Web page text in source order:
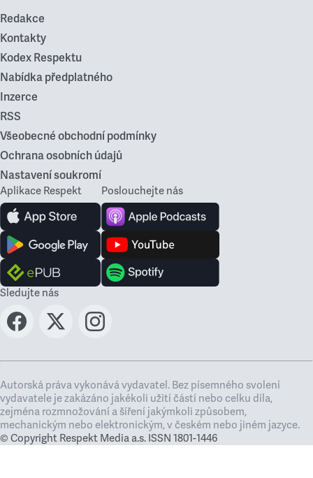
Redakce
Kontakty
Kodex Respektu
Nabídka předplatného
Inzerce
RSS
Všeobecné obchodní podmínky
Ochrana osobních údajů
Nastavení soukromí
Aplikace Respekt Poslouchejte nás
Sledujte nás
Autorská práva vykonává vydavatel. Bez písemného svolení
vydavatele je zakázáno jakékoli užití částí nebo celku díla,
zejména rozmnožování a šíření jakýmkoli způsobem,
mechanickým nebo elektronickým, v českém nebo jiném jazyce.
© Copyright Respekt Media a.s. ISSN 1801-1446